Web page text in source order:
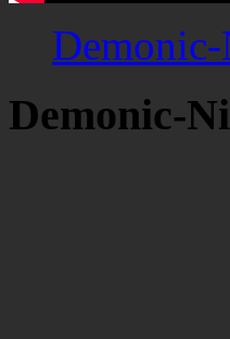
Demonic-